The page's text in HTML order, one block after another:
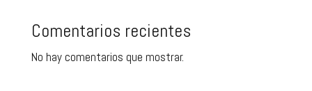
Comentarios recientes
No hay comentarios que mostrar.